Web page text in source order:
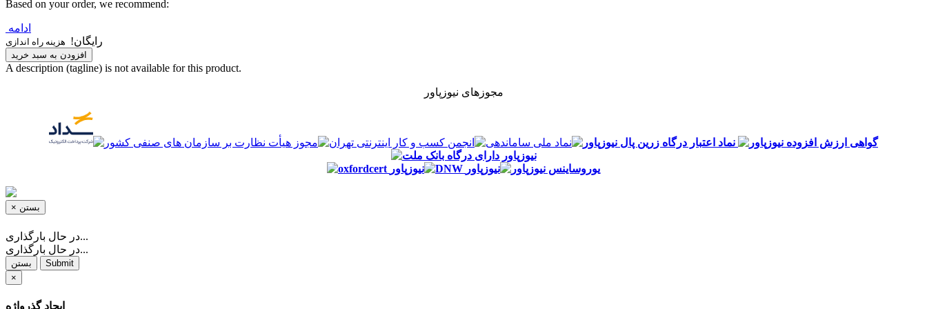
Based on your order, we recommend:
ادامه
رایگان! هزینه راه اندازی
افزودن به سبد خرید
A description (tagline) is not available for this product.
مجوزهای نیوزپاور
× بستن
در حال بارگذاری...
در حال بارگذاری...
بستن
Submit
×
ایجاد گذرواژه